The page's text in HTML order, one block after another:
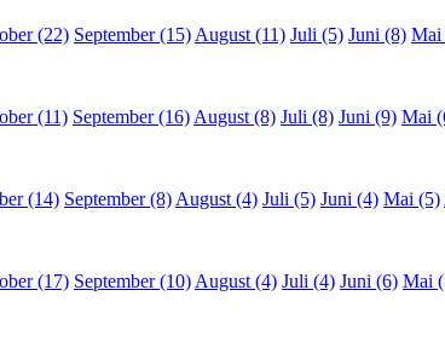
(22) September (15)August (11) Juli (5) Juni (8) Mai
(11) September (16)August (8) Juli (8) Juni (9) Mai
(14) September (8)August (4) Juli (5) Juni (4) Mai (5)
(17) September (10)August (4) Juli (4) Juni (6) Mai